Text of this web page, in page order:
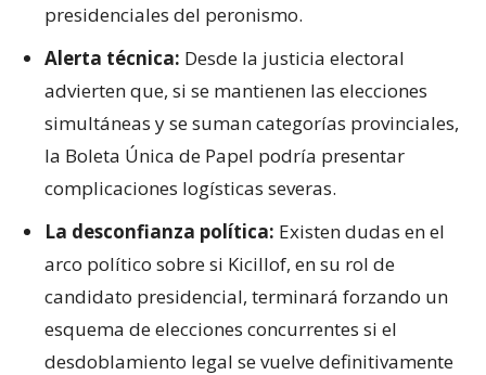
presidenciales del peronismo.
Alerta técnica: Desde la justicia electoral
advierten que, si se mantienen las elecciones
simultáneas y se suman categorías provinciales,
la Boleta Única de Papel podría presentar
complicaciones logísticas severas.
La desconfianza política: Existen dudas en el
arco político sobre si Kicillof, en su rol de
candidato presidencial, terminará forzando un
esquema de elecciones concurrentes si el
desdoblamiento legal se vuelve definitivamente